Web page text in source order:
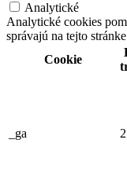
Analytické
Analytické cookies
správajú na tejto
Cookie
_ga